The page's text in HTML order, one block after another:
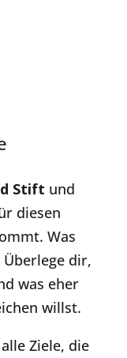
Stift und
diesen
Was
dir,
was eher
willst.
Ziele, die